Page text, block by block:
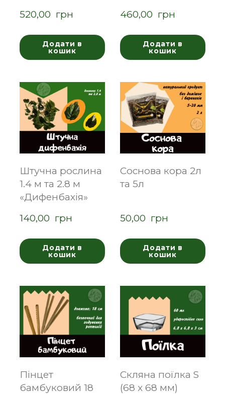
520,00  грн
Додати в
кошик
460,00  грн
Додати в
кошик
Штучна рослина
1.4 м та 2.8 м
«Дифенбахія»
140,00  грн
Додати в
кошик
Соснова кора 2л
та 5л
50,00  грн
Додати в
кошик
Пінцет
бамбуковий 18
Скляна поїлка S
(68 x 68 мм)